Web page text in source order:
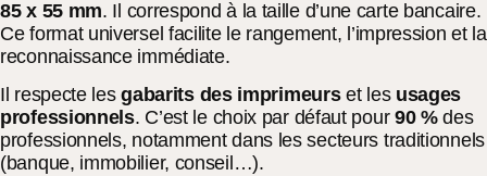
85 x 55 mm. Il correspond à la taille d’une carte bancaire.
Ce format universel facilite le rangement, l’impression et la
reconnaissance immédiate.
Il respecte lesgabarits des imprimeurset les usages
professionnels. C’est le choix par défaut pour 90 %des
professionnels, notamment dans les secteurs traditionnels
(banque, immobilier, conseil…).